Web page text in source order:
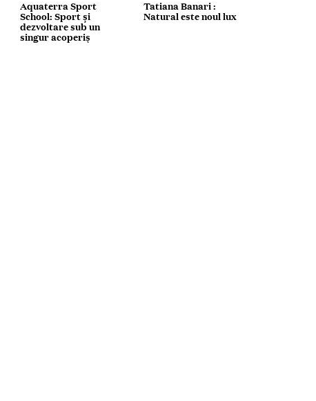
Aquaterra Sport
School: Sport și
dezvoltare sub un
singur acoperiș
Tatiana Banari :
Natural este noul lux